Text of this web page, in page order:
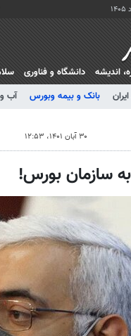
انديشه دانشگاه و فناوری
بانک و بیمه وبورس آب
۳۰ آبان ۱۴۰۱، ۱۲:۵۳
سازمان بورس!